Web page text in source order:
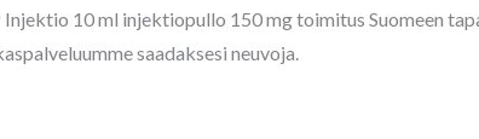
Injektio 10 ml injektiopullo 150 mg toimitus Suomeen
saadaksesi neuvoja.